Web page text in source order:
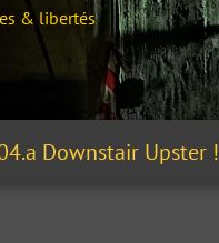
& libertés
Downstair Upster !